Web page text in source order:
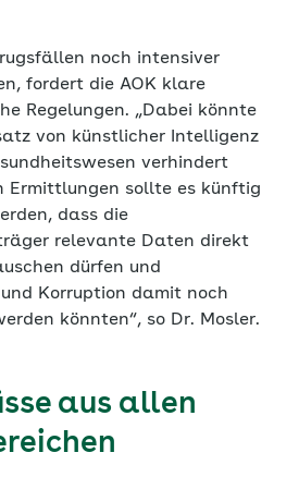
noch intensiver
fordert die AOK klare
Regelungen. „Dabei könnte
von künstlicher Intelligenz
verhindert
Ermittlungen sollte es künftig
dass die
relevante Daten direkt
dürfen und
Korruption damit noch
könnten“, so Dr. Mosler.
aus allen